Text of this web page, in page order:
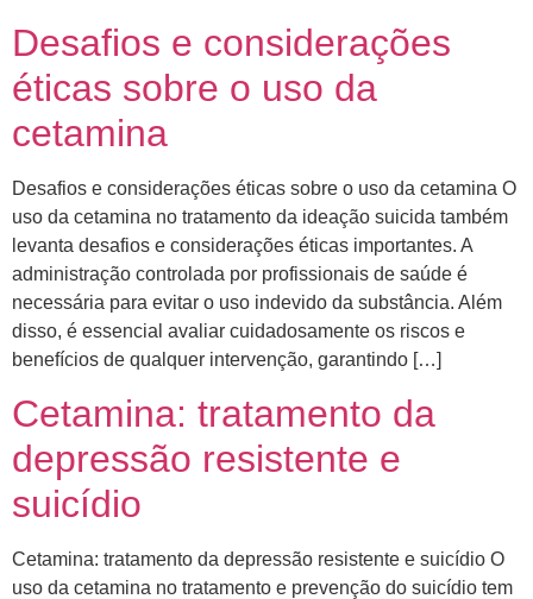
Desafios e considerações
éticas sobre o uso da
cetamina
Desafios e considerações éticas sobre o uso da cetamina O
uso da cetamina no tratamento da ideação suicida também
levanta desafios e considerações éticas importantes. A
administração controlada por profissionais de saúde é
necessária para evitar o uso indevido da substância. Além
disso, é essencial avaliar cuidadosamente os riscos e
benefícios de qualquer intervenção, garantindo […]
Cetamina: tratamento da
depressão resistente e
suicídio
Cetamina: tratamento da depressão resistente e suicídio O
uso da cetamina no tratamento e prevenção do suicídio tem